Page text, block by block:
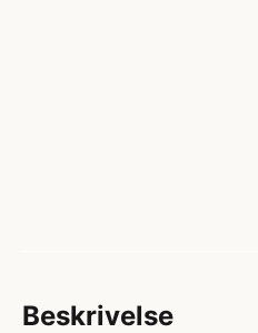
Beskrivelse